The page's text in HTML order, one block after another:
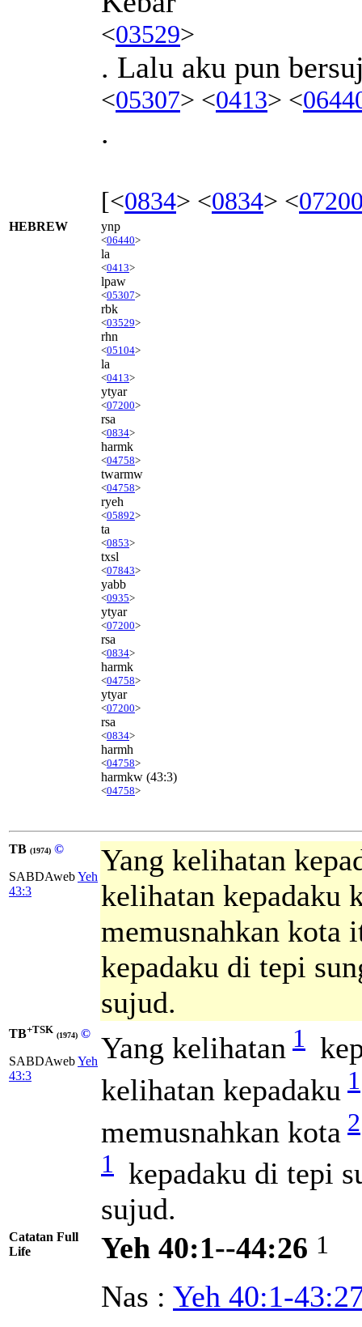
<03529>
. Lalu aku pun
<05307> <0413> <
.
[<0834> <0834> <
HEBREW ynp
<06440>
la
<0413>
lpaw
<05307>
rbk
<03529>
rhn
<05104>
la
<0413>
ytyar
<07200>
rsa
<0834>
harmk
<04758>
twarmw
<04758>
ryeh
<05892>
ta
<0853>
txsl
<07843>
yabb
<0935>
ytyar
<07200>
rsa
<0834>
harmk
<04758>
ytyar
<07200>
rsa
<0834>
harmh
<04758>
harmkw (43:3)
<04758>
TB (1974) ©
SABDAwebYeh
43:3
Yang kelihatan
kelihatan kepadaku
memusnahkan kota
kepadaku di tepi
sujud.
TB+TSK (1974) ©
SABDAwebYeh
43:3
Yang kelihatan 1
kelihatan kepadaku 1
memusnahkan kota 2
1 kepadaku di tepi
sujud.
Catatan Full
Life
Yeh 40:1--44:26 1
Nas : Yeh 40:1-